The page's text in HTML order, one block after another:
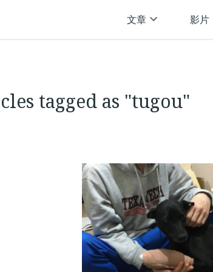
tagged as "tugou"
文章 影片